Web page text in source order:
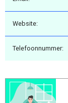
Website:
Telefoonnummer: